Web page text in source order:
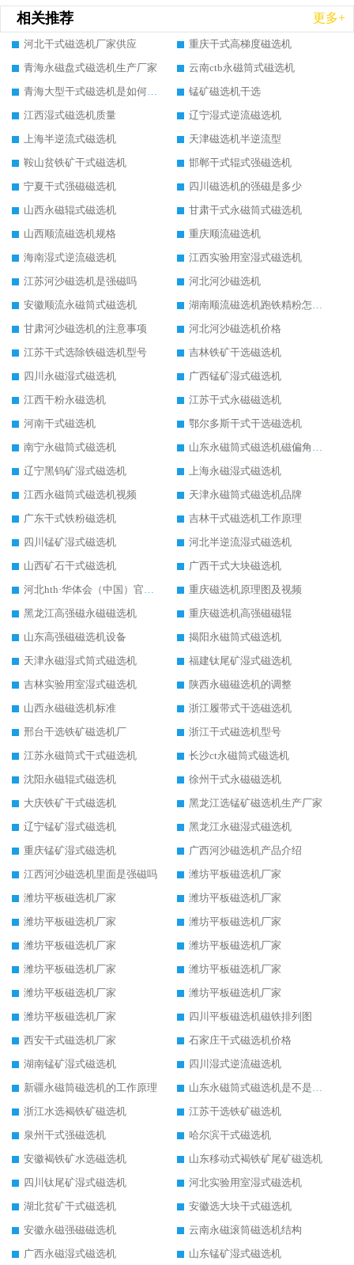
相关推荐 更多+
河北干式磁选机厂家供应
重庆干式高梯度磁选机
青海永磁盘式磁选机生产厂家
云南ctb永磁筒式磁选机
青海大型干式磁选机是如何选矿的
锰矿磁选机干选
江西湿式磁选机质量
辽宁湿式逆流磁选机
上海半逆流式磁选机
天津磁选机半逆流型
鞍山贫铁矿干式磁选机
邯郸干式辊式强磁选机
宁夏干式强磁磁选机
四川磁选机的强磁是多少
山西永磁辊式磁选机
甘肃干式永磁筒式磁选机
山西顺流磁选机规格
重庆顺流磁选机
海南湿式逆流磁选机
江西实验用室湿式磁选机
江苏河沙磁选机是强磁吗
河北河沙磁选机
安徽顺流永磁筒式磁选机
湖南顺流磁选机跑铁精粉怎么处理
甘肃河沙磁选机的注意事项
河北河沙磁选机价格
江苏干式选除铁磁选机型号
吉林铁矿干选磁选机
四川永磁湿式磁选机
广西锰矿湿式磁选机
江西干粉永磁选机
江苏干式永磁磁选机
河南干式磁选机
鄂尔多斯干式干选磁选机
南宁永磁筒式磁选机
山东永磁筒式磁选机磁偏角怎么调整
辽宁黑钨矿湿式磁选机
上海永磁湿式磁选机
江西永磁筒式磁选机视频
天津永磁筒式磁选机品牌
广东干式铁粉磁选机
吉林干式磁选机工作原理
四川锰矿湿式磁选机
河北半逆流湿式磁选机
山西矿石干式磁选机
广西干式大块磁选机
河北hth·华体会（中国）官方网站-hth.com 工作视频
重庆磁选机原理图及视频
黑龙江高强磁永磁磁选机
重庆磁选机高强磁磁辊
山东高强磁磁选机设备
揭阳永磁筒式磁选机
天津永磁湿式筒式磁选机
福建钛尾矿湿式磁选机
吉林实验用室湿式磁选机
陕西永磁磁选机的调整
山西永磁磁选机标准
浙江履带式干选磁选机
邢台干选铁矿磁选机厂
浙江干式磁选机型号
江苏永磁筒式干式磁选机
长沙ct永磁筒式磁选机
沈阳永磁辊式磁选机
徐州干式永磁磁选机
大庆铁矿干式磁选机
黑龙江选锰矿磁选机生产厂家
辽宁锰矿湿式磁选机
黑龙江永磁湿式磁选机
重庆锰矿湿式磁选机
广西河沙磁选机产品介绍
江西河沙磁选机里面是强磁吗
潍坊平板磁选机厂家
潍坊平板磁选机厂家
潍坊平板磁选机厂家
潍坊平板磁选机厂家
潍坊平板磁选机厂家
潍坊平板磁选机厂家
潍坊平板磁选机厂家
潍坊平板磁选机厂家
潍坊平板磁选机厂家
潍坊平板磁选机厂家
潍坊平板磁选机厂家
潍坊平板磁选机厂家
四川平板磁选机磁铁排列图
西安干式磁选机厂家
石家庄干式磁选机价格
湖南锰矿湿式磁选机
四川湿式逆流磁选机
新疆永磁筒磁选机的工作原理
山东永磁筒式磁选机是不是强磁
浙江水选褐铁矿磁选机
江苏干选铁矿磁选机
泉州干式强磁选机
哈尔滨干式磁选机
安徽褐铁矿水选磁选机
山东移动式褐铁矿尾矿磁选机
四川钛尾矿湿式磁选机
河北实验用室湿式磁选机
湖北贫矿干式磁选机
安徽选大块干式磁选机
安徽永磁强磁磁选机
云南永磁滚筒磁选机结构
广西永磁湿式磁选机
山东锰矿湿式磁选机